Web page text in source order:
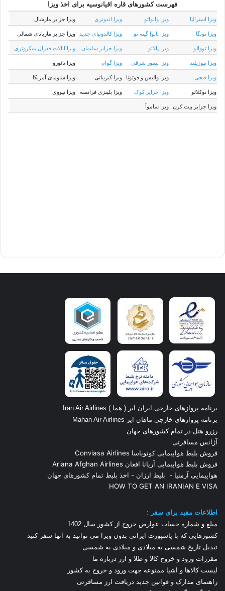
فهرست کشورهای قاره اقیانوسیه برای اخذ ویزا
ویزا استرالیا ویزا وانواتو ویزا اندونزی ویزا جزایر مارشال
ویزا تونگا ویزا پاپوا گینه نو ویزا کالدونیای جدید ویزا جزایر ماریانای شمالی
ویزا تووالو ویزا پالائو ویزا جزایر سلیمان ویزا ایالات فدرال میکرونزی
ویزا نیوزیلند ویزا تیمور شرقی ویزا گوام ویزا نائورو
ویزا فیجی ویزا والیس و فوتونا ویزا کیریباتی ویزا ساومای آمریکا
ویزا توکلائو ویزا جزایر کوک ویزا پلینزی فرانسه ویزا نیووی
ویزا جزایر پیت کرن ویزا ساموآ
برنامه پروازهای خارجی ایران ایر ( هما ) Iran Air Airlines
برنامه پروازهای خارجی ماهان ایر Mahan Air Airlines
رزرو هتل در تمام کشورهای جهان
آژانس مسافرتی
فروش بلیط هواپیمایی کونویاسا Conviasa Airlines
فروش بلیط هواپیمایی آریانا افغان Ariana Afghan Airlines
هواپیمایی آرمنیا - بلیط ارزان - اخذ بلیط تمام کشورهای جهان
HOW TO GET AN IRANIAN E VISA
اطلاعات مفید برای سفر :
مبلغ و شماره حساب عوارض خروج از کشور سال 1 402
کشورهایی که با پاسپورت ایرانی بدون ویزا می توانید به آنها سفر کنید
تبدیل تاریخ شمسی به میلادی و میلادی به شمسی
مقررات ورود و خروج کالا و طلا و ارز درباره ما
لیست کالاها و اشیا ممنوعه جهت ورود و خروج به کشور
راهنمای مدارک و قوانین جدید دریافت ارز مسافرتی